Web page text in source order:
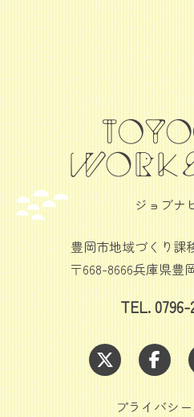
ジョブナ
豊岡市地域づくり課
〒668-8666兵庫県豊
TEL. 0796-
プライバシ